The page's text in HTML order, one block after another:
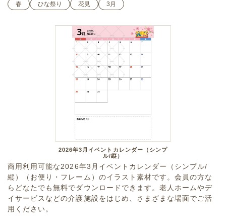
春 ひな祭り 花見 3月
2026年3月イベントカレンダー（シンプ
ル/縦）
商用利用可能な2026年3月イベントカレンダー（シンプル/
縦）（お便り・フレーム）のイラスト素材です。会員の方な
らどなたでも無料でダウンロードできます。老人ホームやデ
イサービスなどの介護施設をはじめ、さまざまな場面でご活
用ください。